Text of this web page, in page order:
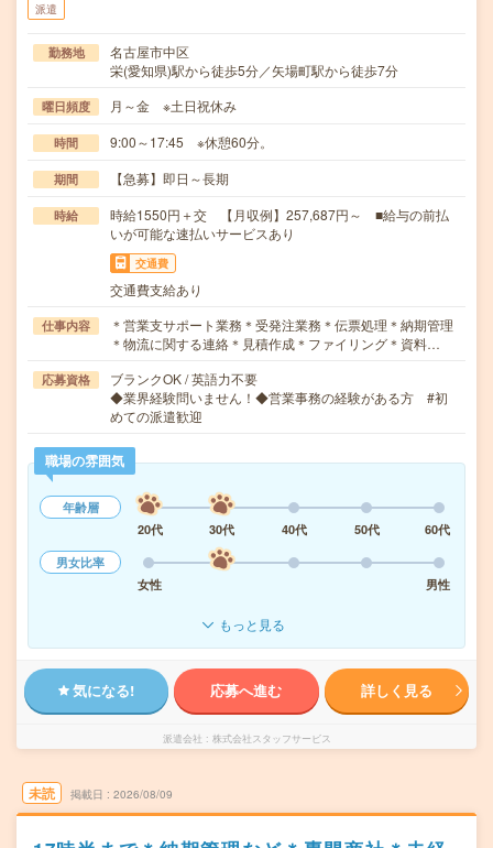
派遣
勤務地
名古屋市中区
栄(愛知県)駅から徒歩5分／矢場町駅から徒歩7分
曜日頻度 月～金 ※土日祝休み
時間 9:00～17:45 ※休憩60分。
期間 【急募】即日～長期
時給
時給1550円＋交 【月収例】257,687円～ ■給与の前払
いが可能な速払いサービスあり
交通費
交通費支給あり
仕事内容
＊営業支サポート業務＊受発注業務＊伝票処理＊納期管理
＊物流に関する連絡＊見積作成＊ファイリング＊資料…
応募資格
ブランクOK / 英語力不要
◆業界経験問いません！◆営業事務の経験がある方 #初
めての派遣歓迎
職場の雰囲気
年齢層
20代
30代 40代 50代
60代
男女比率
女性
男性
もっと見る
気になる! 応募へ進む 詳しく見る
派遣会社 株式会社スタッフサービス
未読 掲載日 2026/08/09